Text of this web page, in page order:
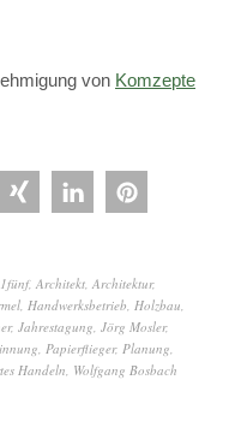
von Komzepte
, Architekt, Architektur,
, Handwerksbetrieb, Holzbau,
, Jahrestagung, Jörg Mosler,
, Papierflieger, Planung,
Handeln, Wolfgang Bosbach